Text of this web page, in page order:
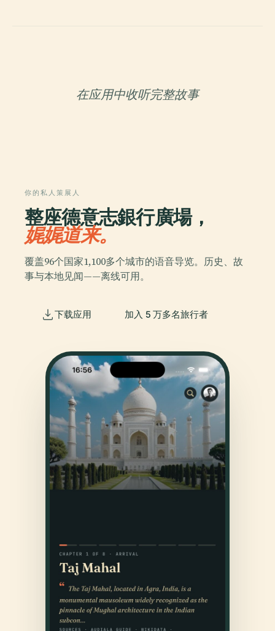
在应用中收听完整故事
你的私人策展人
整座德意志銀行廣場，
娓娓道来。
覆盖96个国家1,100多个城市的语音导览。历史、故
事与本地见闻——离线可用。
下载应用 加入 5 万多名旅行者